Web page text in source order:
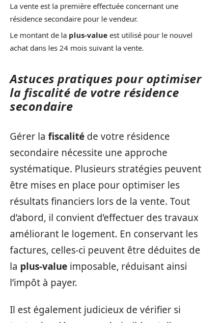
La vente est la première effectuée concernant une
résidence secondaire pour le vendeur.
Le montant de la plus-value est utilisé pour le nouvel
achat dans les 24 mois suivant la vente.
Astuces pratiques pour optimiser
la fiscalité de votre résidence
secondaire
Gérer la fiscalité de votre résidence
secondaire nécessite une approche
systématique. Plusieurs stratégies peuvent
être mises en place pour optimiser les
résultats financiers lors de la vente. Tout
d’abord, il convient d’effectuer des travaux
améliorant le logement. En conservant les
factures, celles-ci peuvent être déduites de
la plus-value imposable, réduisant ainsi
l’impôt à payer.
Il est également judicieux de vérifier si